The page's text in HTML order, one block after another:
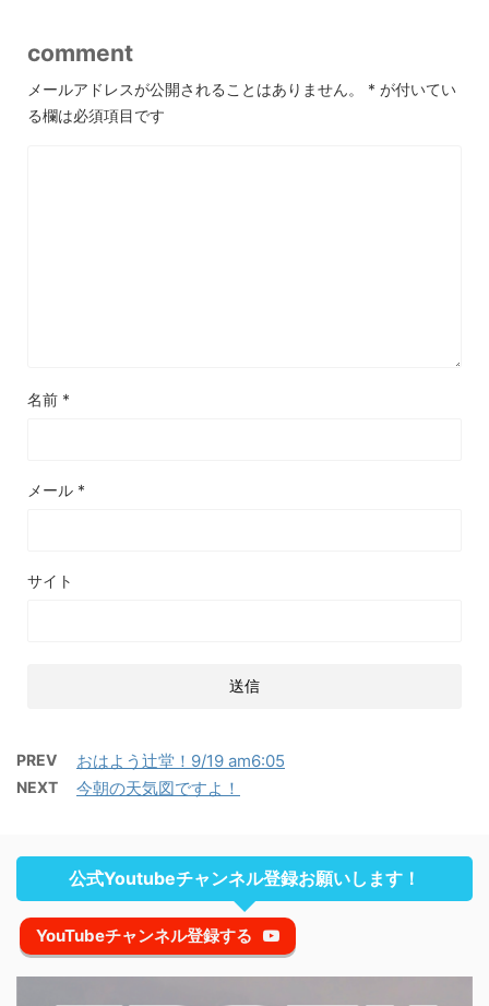
comment
メールアドレスが公開されることはありません。 * が付いてい
る欄は必須項目です
名前 *
メール *
サイト
PREV おはよう辻堂！9/19 am6:05
NEXT 今朝の天気図ですよ！
公式Youtubeチャンネル登録お願いします！
YouTubeチャンネル登録する